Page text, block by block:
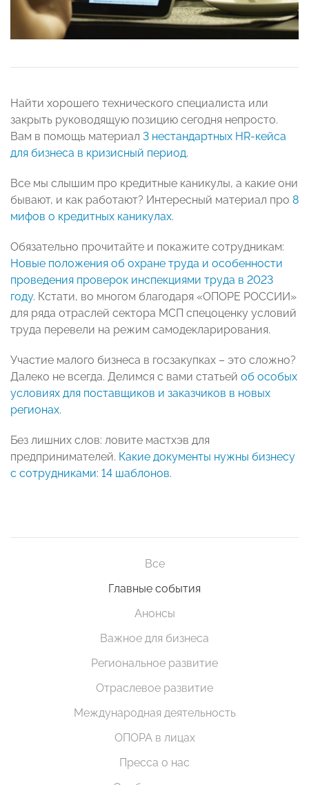
Найти хорошего технического специалиста или
закрыть руководящую позицию сегодня непросто.
Вам в помощь материал 3 нестандартных HR-кейса
для бизнеса в кризисный период.
Все мы слышим про кредитные каникулы, а какие они
бывают, и как работают? Интересный материал про 8
мифов о кредитных каникулах.
Обязательно прочитайте и покажите сотрудникам:
Новые положения об охране труда и особенности
проведения проверок инспекциями труда в 2023
году. Кстати, во многом благодаря «ОПОРЕ РОССИИ»
для ряда отраслей сектора МСП спецоценку условий
труда перевели на режим самодекларирования.
Участие малого бизнеса в госзакупках – это сложно?
Далеко не всегда. Делимся с вами статьей об особых
условиях для поставщиков и заказчиков в новых
регионах.
Без лишних слов: ловите мастхэв для
предпринимателей. Какие документы нужны бизнесу
с сотрудниками: 14 шаблонов.
Все
Главные события
Анонсы
Важное для бизнеса
Региональное развитие
Отраслевое развитие
Международная деятельность
ОПОРА в лицах
Пресса о нас